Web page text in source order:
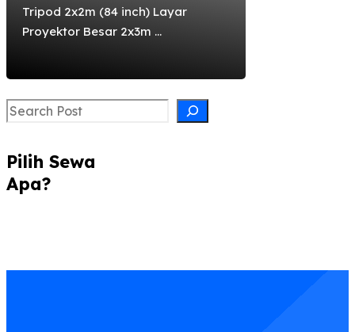
Tripod 2x2m (84 inch) Layar
Proyektor Besar 2x3m ...
Search
Pilih Sewa
Apa?